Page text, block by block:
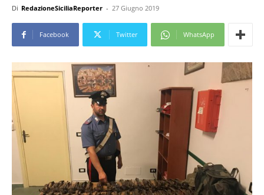
Di RedazioneSiciliaReporter - 27 Giugno 2019
Facebook Twitter WhatsApp